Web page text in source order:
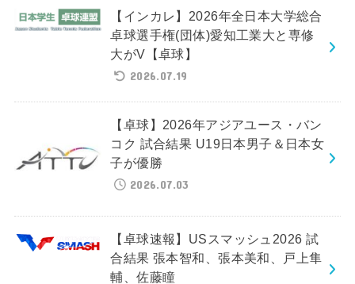
【インカレ】2026年全日本大学総合
卓球選手権(団体)愛知工業大と専修
大がV【卓球】
2026.07.19
【卓球】2026年アジアユース・バン
コク 試合結果 U19日本男子＆日本女
子が優勝
2026.07.03
【卓球速報】USスマッシュ2026 試
合結果 張本智和、張本美和、戸上隼
輔、佐藤瞳